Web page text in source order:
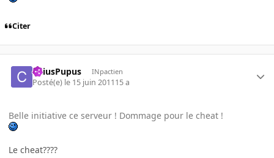
Citer
CaiusPupus INpactien
Posté(e) le 15 juin 201115 a
Belle initiative ce serveur ! Dommage pour le cheat !
Le cheat????